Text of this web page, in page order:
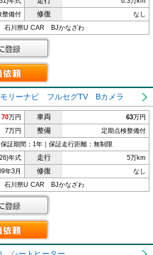
整備付 修復 なし
石川県U CAR BJかなざわ
モリーナビ フルセグTV Bカメラ
70万円 車両 63万円
7万円 整備 定期点検整備付
証期間：1年｜保証走行距離：無制限
年式 走行 5万km
年3月 修復 なし
石川県U CAR BJかなざわ